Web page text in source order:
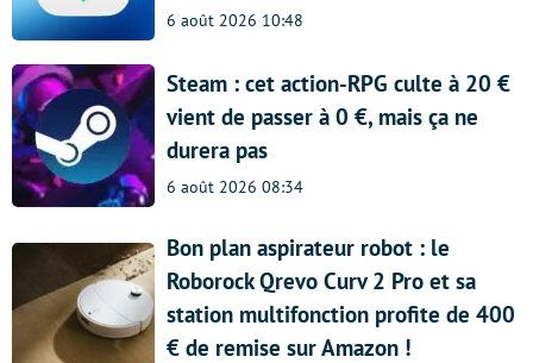
6 août 2026 10:48
Steam : cet action-RPG culte à 20 €
vient de passer à 0 €, mais ça ne
durera pas
6 août 2026 08:34
Bon plan aspirateur robot : le
Roborock Qrevo Curv 2 Pro et sa
station multifonction profite de 400
€ de remise sur Amazon !